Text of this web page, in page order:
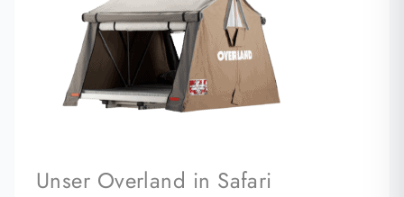
Unser Overland in Safari